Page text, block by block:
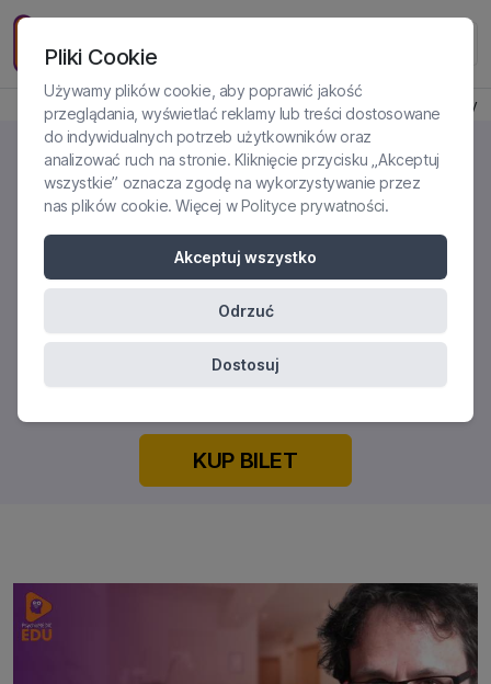
Produkt jest dostępny
JAK PRACOWAĆ Z PACJENTEM,
KTÓRY DOŚWIADCZYŁ
WYKORZYSTANIA W
DZIECIŃSTWIE?
Certyfikowane szkolenie online
KUP BILET
Pliki Cookie
Używamy plików cookie, aby poprawić jakość
przeglądania, wyświetlać reklamy lub treści dostosowane
do indywidualnych potrzeb użytkowników oraz
analizować ruch na stronie. Kliknięcie przycisku „Akceptuj
wszystkie” oznacza zgodę na wykorzystywanie przez
nas plików cookie. Więcej wPolityce prywatności.
Akceptuj wszystko
Odrzuć
Dostosuj